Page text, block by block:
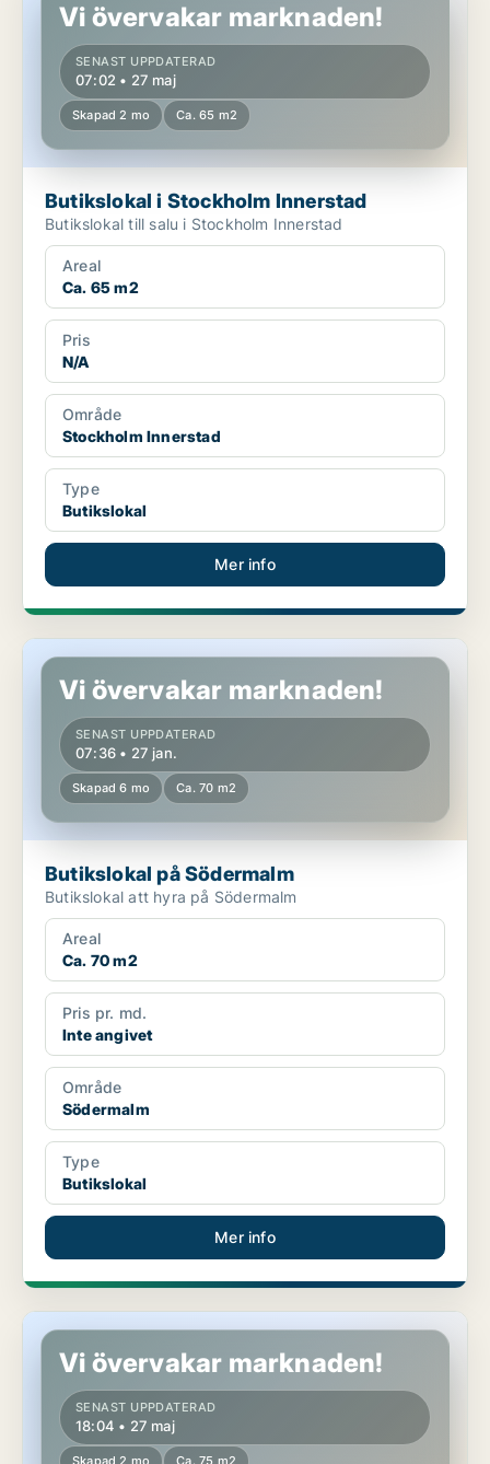
Vi övervakar marknaden!
SENAST UPPDATERAD
07:02 • 27 maj
Skapad 2 mo Ca. 65 m2
Butikslokal i Stockholm Innerstad
Butikslokal till salu i Stockholm Innerstad
Areal
Ca. 65 m2
Pris
N/A
Område
Stockholm Innerstad
Type
Butikslokal
Mer info
Butikslokal på Södermalm
Vi övervakar marknaden!
SENAST UPPDATERAD
07:36 • 27 jan.
Skapad 6 mo Ca. 70 m2
Butikslokal på Södermalm
Butikslokal att hyra på Södermalm
Areal
Ca. 70 m2
Pris pr. md.
Inte angivet
Område
Södermalm
Type
Butikslokal
Mer info
Butikslokal i Stockholm Innerstad
Vi övervakar marknaden!
SENAST UPPDATERAD
18:04 • 27 maj
Skapad 2 mo Ca. 75 m2